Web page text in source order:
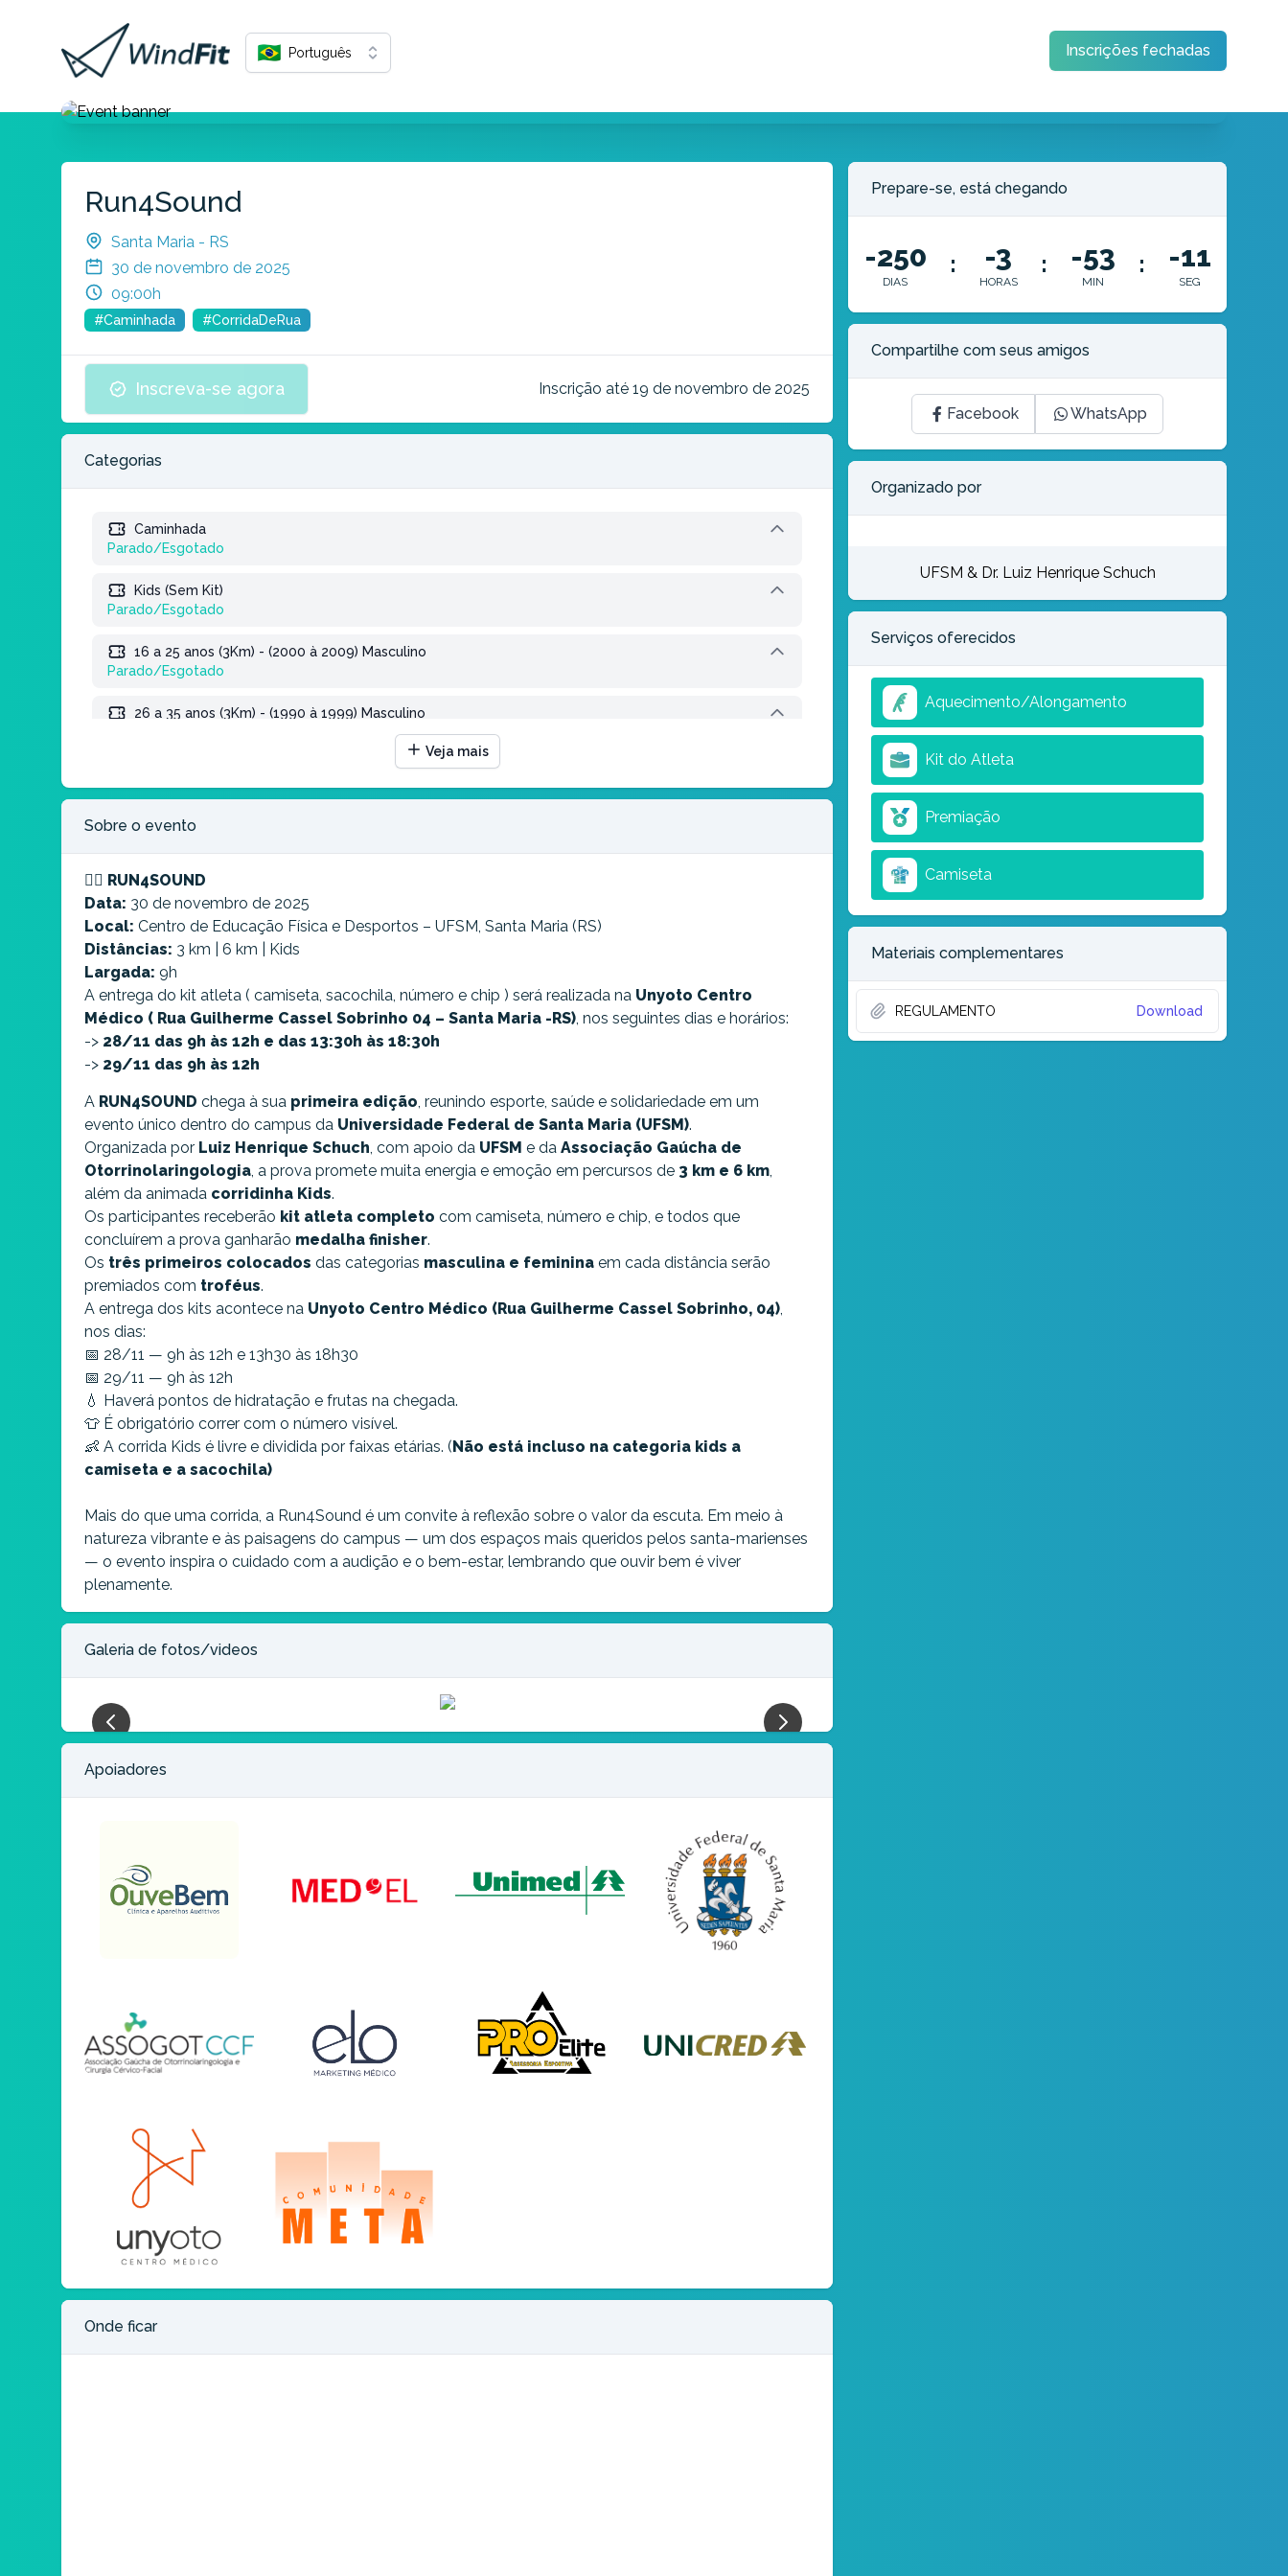
Português Inscrições fechadas
Run4Sound
Santa Maria - RS
30 de novembro de 2025
09:00h
#Caminhada #CorridaDeRua
Inscreva-se agora Inscrição até 19 de novembro de 2025
Categorias
Caminhada
Parado/Esgotado
Kids (Sem Kit)
Parado/Esgotado
16 a 25 anos (3Km) - (2000 à 2009) Masculino
Parado/Esgotado
26 a 35 anos (3Km) - (1990 à 1999) Masculino
46 a 55 anos (3Km) - (1970 à 1979) Masculino
Parado/Esgotado
56 a 65 anos (3Km) - (1960 à 1969) Masculino
Parado/Esgotado
66 a 99 anos (3Km) - (1926 à 1959) Masculino
Parado/Esgotado
16 a 25 anos (3Km) - (2000 à 2009) Feminino
Parado/Esgotado
Parado/Esgotado
36 a 45 anos (3Km) - (1980 à 1989) Feminino
Parado/Esgotado
46 a 55 anos (3Km) - (1970 à 1979) Feminino
Parado/Esgotado
56 a 65 anos (3Km) - (1960 à 1969) Feminino
Parado/Esgotado
66 a 99 anos (3Km) - (1926 à 1959) Feminino
Parado/Esgotado
16 a 25 anos (6Km) - (2000 à 2009) Feminino
Parado/Esgotado
26 a 35 anos (6Km) - (1990 à 1999) Feminino
Parado/Esgotado
36 a 45 anos (6Km) - (1980 à 1989) Feminino
Parado/Esgotado
46 a 55 anos (6Km) - (1970 à 1979) Feminino
Parado/Esgotado
Parado/Esgotado
Parado/Esgotado
Parado/Esgotado
36 a 45 anos (6Km) - (1980 à 1989) Masculino
Parado/Esgotado
Parado/Esgotado
66 a 99 anos (6Km) - (1926 à 1959) Masculino
Veja mais
Sobre o evento
🏃‍♀️ RUN4SOUND
Data: 30 de novembro de 2025
Local: Centro de Educação Física e Desportos – UFSM, Santa Maria (RS)
Distâncias: 3 km | 6 km | Kids
Largada: 9h
A entrega do kit atleta ( camiseta, sacochila, número e chip ) será realizada na Unyoto Centro
Médico ( Rua Guilherme Cassel Sobrinho 04 – Santa Maria -RS), nos seguintes dias e horários:
-> 28/11 das 9h às 12h e das 13:30h às 18:30h
-> 29/11 das 9h às 12h
A RUN4SOUND chega à sua primeira edição, reunindo esporte, saúde e solidariedade em um
evento único dentro do campus da Universidade Federal de Santa Maria (UFSM).
Organizada por Luiz Henrique Schuch, com apoio da UFSM e da Associação Gaúcha de
Otorrinolaringologia, a prova promete muita energia e emoção em percursos de 3 km e 6 km,
além da animada corridinha Kids.
Os participantes receberão kit atleta completo com camiseta, número e chip, e todos que
concluírem a prova ganharão medalha finisher.
Os três primeiros colocados das categorias masculina e feminina em cada distância serão
premiados com troféus.
A entrega dos kits acontece na Unyoto Centro Médico (Rua Guilherme Cassel Sobrinho, 04),
nos dias:
📅 28/11 — 9h às 12h e 13h30 às 18h30
📅 29/11 — 9h às 12h
💧 Haverá pontos de hidratação e frutas na chegada.
👕 É obrigatório correr com o número visível.
👶 A corrida Kids é livre e dividida por faixas etárias. ( Não está incluso na categoria kids a
camiseta e a sacochila)
Mais do que uma corrida, a Run4Sound é um convite à reflexão sobre o valor da escuta. Em meio à
natureza vibrante e às paisagens do campus — um dos espaços mais queridos pelos santa-marienses
— o evento inspira o cuidado com a audição e o bem-estar, lembrando que ouvir bem é viver
plenamente.
Galeria de fotos/videos
Apoiadores
Onde ficar
Prepare-se, está chegando
-250
DIAS
: -3
HORAS
: -53
MIN
: -11
SEG
Compartilhe com seus amigos
Facebook WhatsApp
Organizado por
UFSM & Dr. Luiz Henrique Schuch
Serviços oferecidos
Aquecimento/Alongamento
Kit do Atleta
Premiação
Camiseta
Materiais complementares
REGULAMENTO Download